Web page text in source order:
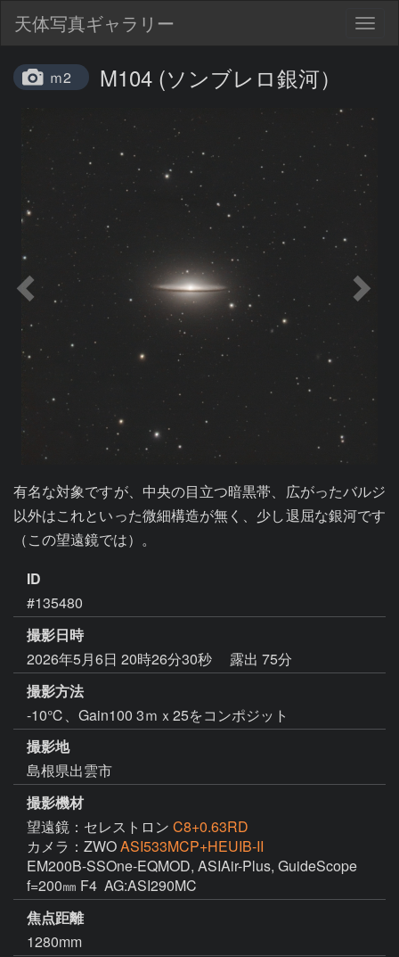
天体写真ギャラリー
ｍ2 M104 (ソンブレロ銀河）
有名な対象ですが、中央の目立つ暗黒帯、広がったバルジ
以外はこれといった微細構造が無く、少し退屈な銀河です
（この望遠鏡では）。
ID
#135480
撮影日時
2026年5月6日 20時26分30秒
露出 75分
撮影方法
-10℃、Gain100 3ｍｘ25をコンポジット
撮影地
島根県出雲市
撮影機材
望遠鏡：セレストロン C8+0.63RD
カメラ：ZWOASI533MCP+HEUIB-II
EM200B-SSOne-EQMOD, ASIAir-Plus, GuideScope
f=200㎜ F4  AG:ASI290MC
焦点距離
1280mm